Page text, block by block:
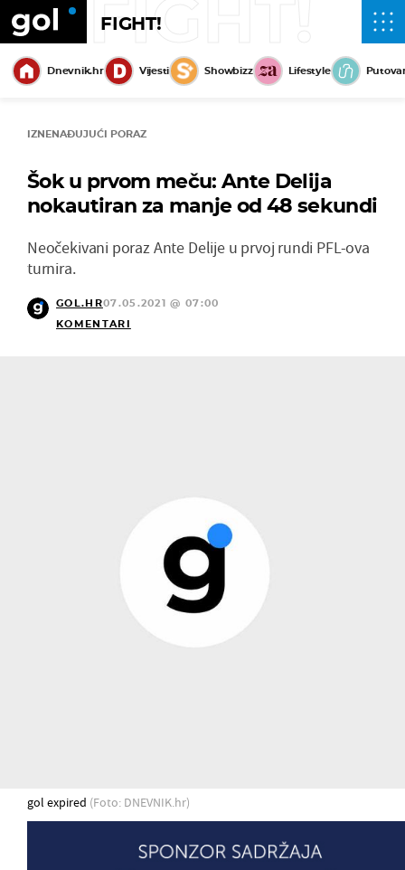
FIGHT!
FIGHT!
Dnevnik.hr Vijesti Showbizz Lifestyle
IZNENAĐUJUĆI PORAZ
Šok u prvom meču: Ante Delija
nokautiran za manje od 48 sekundi
Neočekivani poraz Ante Delije u prvoj rundi PFL-ova
turnira.
GOL.HR07.05.2021 @ 07:00
KOMENTARI
gol expired (Foto: DNEVNIK.hr)